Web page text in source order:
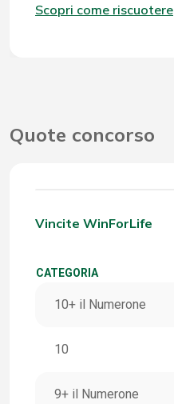
Scopri come riscuotere
Quote concorso
Vincite WinForLife
CATEGORIA
10+ il Numerone
10
9+ il Numerone